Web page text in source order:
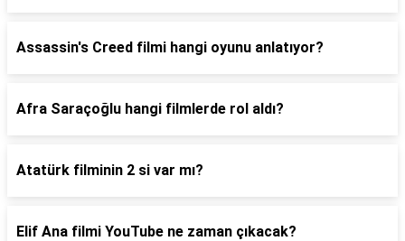
Assassin's Creed filmi hangi oyunu anlatıyor?
Afra Saraçoğlu hangi filmlerde rol aldı?
Atatürk filminin 2 si var mı?
Elif Ana filmi YouTube ne zaman çıkacak?